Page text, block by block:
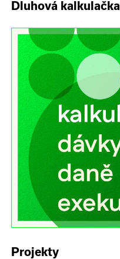
Dluhová kalkulačka
Projekty